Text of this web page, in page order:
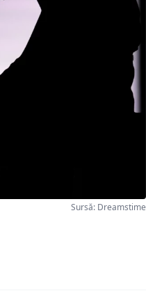
Sursă: Dreamstime